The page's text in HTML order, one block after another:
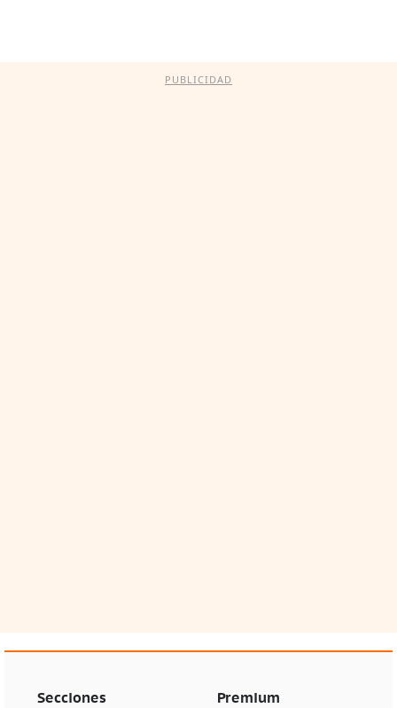
PUBLICIDAD
Secciones Premium